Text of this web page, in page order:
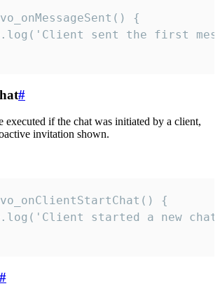
{
sent the first
#
if the chat was initiated by a client,
invitation shown.
{
started a new
#